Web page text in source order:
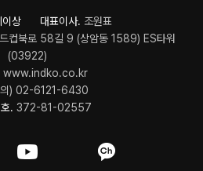
이상 대표이사. 조원표
컵북로 58길 9 (상암동 1589) ES타워
(03922)
www.indko.co.kr
) 02-6121-6430
. 372-81-02557